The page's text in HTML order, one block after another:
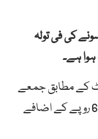
کی فی تولہ
ہے۔
کے مطابق جمعے
کے روز فی تولہ سونے کی قیمت 5 ہزار 600 روپے کے اضافے